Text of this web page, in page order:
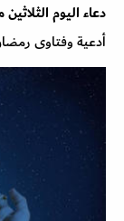
دعاء اليوم
أدعية وفتاوى